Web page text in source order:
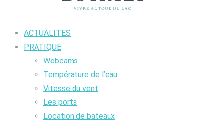
ACTUALITES
PRATIQUE
Webcams
Température de l’eau
Vitesse du vent
Les ports
Location de bateaux